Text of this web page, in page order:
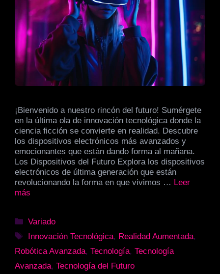
¡Bienvenido a nuestro rincón del futuro! Sumérgete
en la última ola de innovación tecnológica donde la
ciencia ficción se convierte en realidad. Descubre
los dispositivos electrónicos más avanzados y
emocionantes que están dando forma al mañana.
Los Dispositivos del Futuro Explora los dispositivos
electrónicos de última generación que están
revolucionando la forma en que vivimos … Leer
más
Categorías
Variado
Etiquetas
Innovación Tecnológica, Realidad Aumentada,
Robótica Avanzada, Tecnología, Tecnología
Avanzada, Tecnología del Futuro